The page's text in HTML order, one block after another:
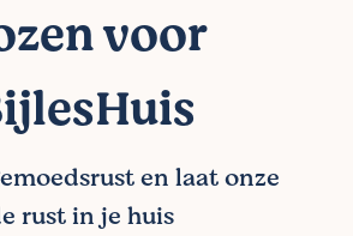
voor
en laat onze
rust in je huis